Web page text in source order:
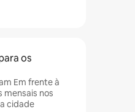
os
Em frente à
mensais nos
cidade